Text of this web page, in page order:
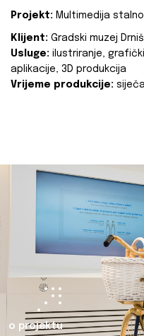
Projekt: Multimedija
Klijent: Gradski muzej Drniš
Usluge: ilustriranje,
aplikacije, 3D produkcija
Vrijeme produkcije:
o projektu